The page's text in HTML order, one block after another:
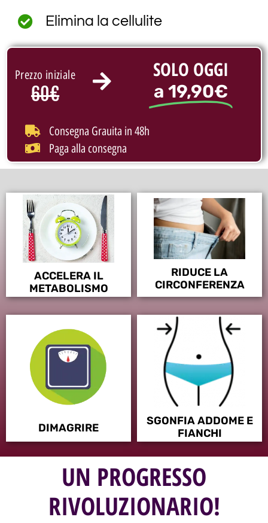
Elimina la cellulite
Prezzo iniziale
60€
SOLO OGGI
a 19,90€
Consegna Grauita in 48h
Paga alla consegna
ACCELERA IL
METABOLISMO
RIDUCE LA
CIRCONFERENZA
DIMAGRIRE
SGONFIA ADDOME E
FIANCHI
UN PROGRESSO
RIVOLUZIONARIO!